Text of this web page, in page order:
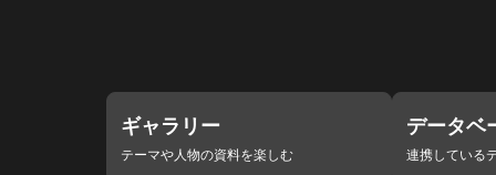
ギャラリー
テーマや人物の資料を楽しむ
データベ
連携している